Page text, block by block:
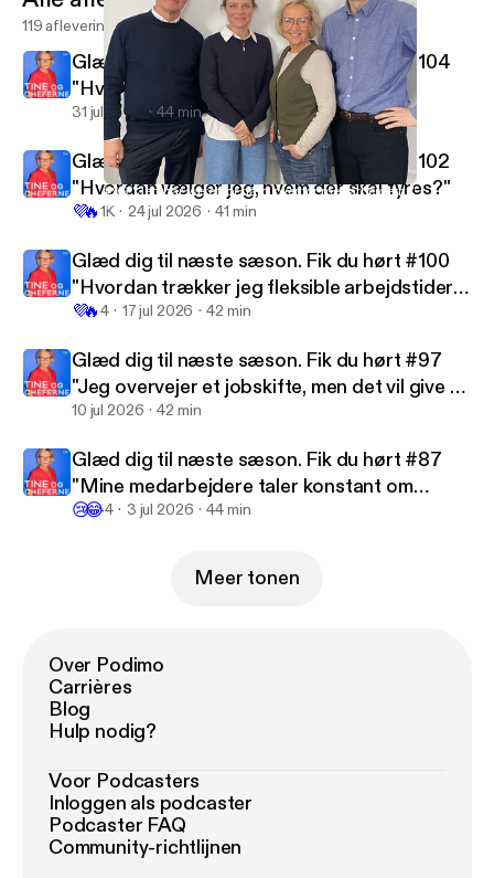
#99 "Jeg har været for hård over for medarbejderne"
Tine og cheferne
119 afleveringen
Glæd dig til næste sæson. Fik du hørt #104
"Hvordan bevarer jeg gejsten for nye
medarbejdere?"
31 jul 2026 44 min
Glæd dig til næste sæson. Fik du hørt #102
"Hvordan vælger jeg, hvem der skal fyres?"
💜🔥1K 24 jul 2026 41 min
Glæd dig til næste sæson. Fik du hørt #100
"Hvordan trækker jeg fleksible arbejdstider
tilbage?"
💜🔥4 17 jul 2026 42 min
Glæd dig til næste sæson. Fik du hørt #97
"Jeg overvejer et jobskifte, men det vil give en
ekstrem lønnedgang"?
10 jul 2026 42 min
Glæd dig til næste sæson. Fik du hørt #87
"Mine medarbejdere taler konstant om
travlhed"?
😢😂4 3 jul 2026 44 min
Meer tonen
Over Podimo
Carrières
Blog
Hulp nodig?
Voor Podcasters
Inloggen als podcaster
Podcaster FAQ
Community-richtlijnen